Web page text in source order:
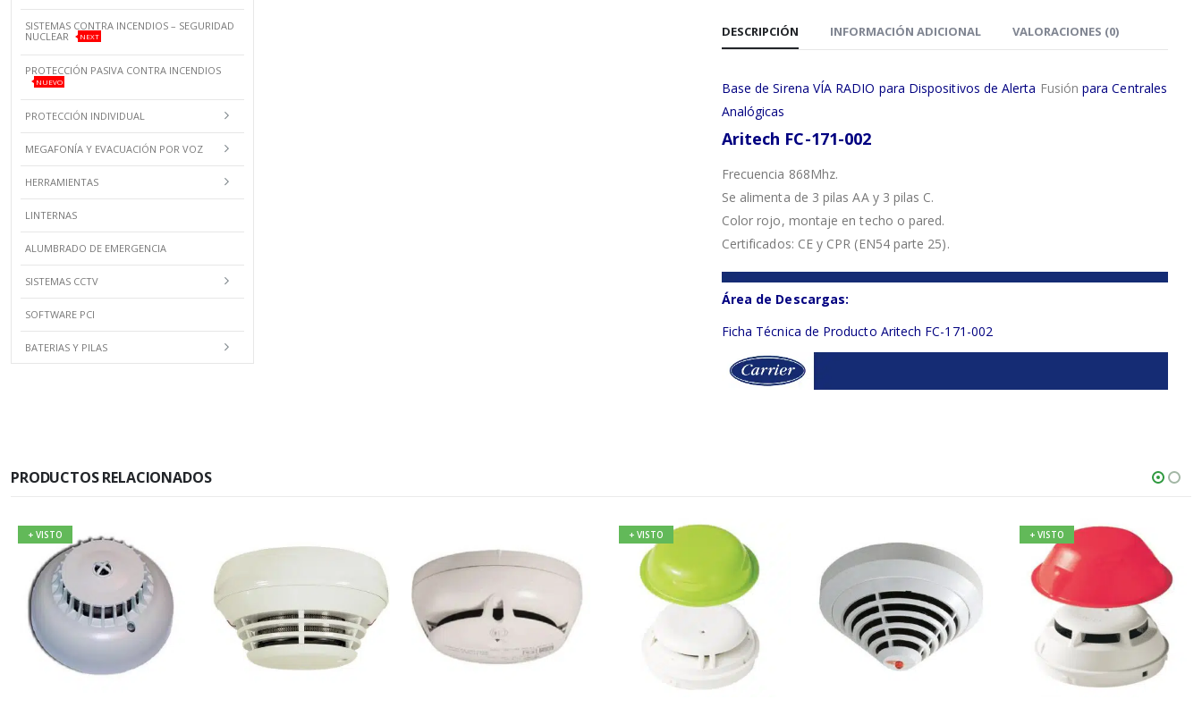
DESCRIPCIÓN INFORMACIÓN ADICIONAL VALORACIONES (0)
Base de Sirena VÍA RADIO para Dispositivos de Alerta Fusión para Centrales
Analógicas
Aritech FC-171-002
Frecuencia 868Mhz.
Se alimenta de 3 pilas AA y 3 pilas C.
Color rojo, montaje en techo o pared.
Certificados: CE y CPR (EN54 parte 25).
Área de Descargas:
Ficha Técnica de Producto Aritech FC-171-002
SISTEMAS CONTRA INCENDIOS – SEGURIDAD
NUCLEAR
NEXT
PROTECCIÓN PASIVA CONTRA INCENDIOS
NUEVO
PROTECCIÓN INDIVIDUAL
MEGAFONÍA Y EVACUACIÓN POR VOZ
HERRAMIENTAS
LINTERNAS
ALUMBRADO DE EMERGENCIA
SISTEMAS CCTV
SOFTWARE PCI
BATERIAS Y PILAS
PRODUCTOS RELACIONADOS
+ VISTO + VISTO + VISTO